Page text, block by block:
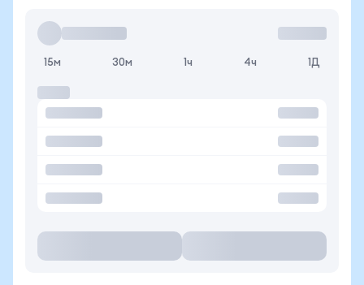
15м 30м 1ч 4ч 1Д